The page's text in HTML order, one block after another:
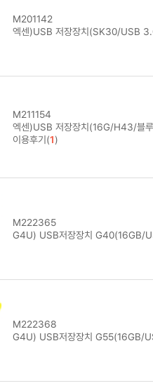
M201142
엑센)USB 저장장치(SK30/USB
M211154
엑센)USB 저장장치(16G/H43/블
이용후기(1)
M222365
G4U) USB저장장치 G40(16GB/
M222368
G4U) USB저장장치 G55(16GB/